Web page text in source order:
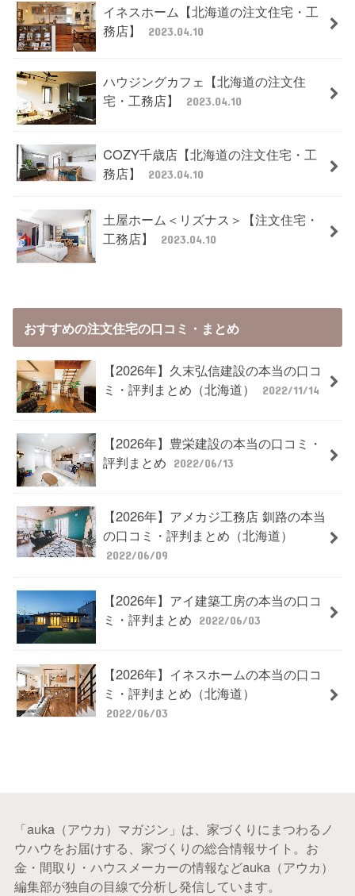
イネスホーム【北海道の注文住宅・工
務店】
2023.04.10
ハウジングカフェ【北海道の注文住
宅・工務店】
2023.04.10
COZY千歳店【北海道の注文住宅・工
務店】
2023.04.10
土屋ホーム＜リズナス＞【注文住宅・
工務店】
2023.04.10
おすすめの注文住宅の口コミ・まとめ
【2026年】久末弘信建設の本当の口コ
ミ・評判まとめ（北海道）
2022/11/14
【2026年】豊栄建設の本当の口コミ・
評判まとめ
2022/06/13
【2026年】アメカジ工務店 釧路の本当
の口コミ・評判まとめ（北海道）
2022/06/09
【2026年】アイ建築工房の本当の口コ
ミ・評判まとめ
2022/06/03
【2026年】イネスホームの本当の口コ
ミ・評判まとめ（北海道）
2022/06/03
「auka（アウカ）マガジン」は、家づくりにまつわるノ
ウハウをお届けする、家づくりの総合情報サイト。お
金・間取り・ハウスメーカーの情報などauka（アウカ）
編集部が独自の目線で分析し発信しています。